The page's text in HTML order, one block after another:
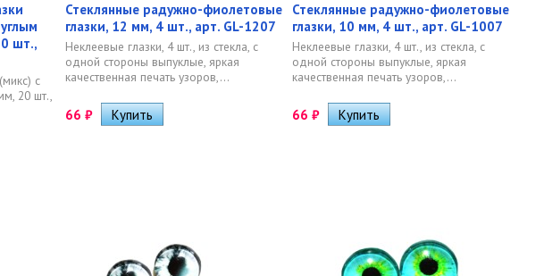
шт.,
с
20 шт.,
Стеклянные радужно-фиолетовые
глазки, 12 мм, 4 шт., арт. GL-1207
Неклеевые глазки, 4 шт., из стекла, с
одной стороны выпуклые, яркая
качественная печать узоров,...
66 ₽
Стеклянные радужно-фиолетовые
глазки, 10 мм, 4 шт., арт. GL-1007
Неклеевые глазки, 4 шт., из стекла, с
одной стороны выпуклые, яркая
качественная печать узоров,...
66 ₽